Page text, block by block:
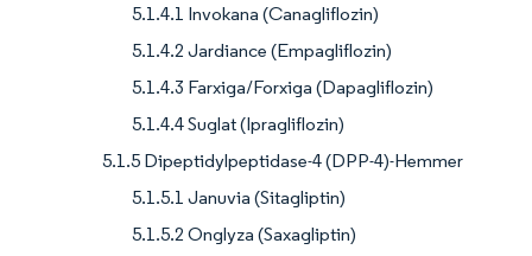
5.1.4.1 Invokana (Canagliflozin)
5.1.4.2 Jardiance (Empagliflozin)
5.1.4.3 Farxiga/Forxiga (Dapagliflozin)
5.1.4.4 Suglat (Ipragliflozin)
5.1.5 Dipeptidylpeptidase-4 (DPP-4)-Hemmer
5.1.5.1 Januvia (Sitagliptin)
5.1.5.2 Onglyza (Saxagliptin)